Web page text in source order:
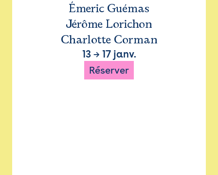
Émeric Guémas
Jérôme Lorichon
Charlotte Corman
13→ 17 janv.
Réserver